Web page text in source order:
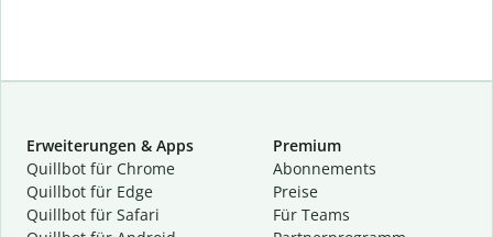
Erweiterungen & Apps
Quillbot für Chrome
Quillbot für Edge
Quillbot für Safari
Premium
Abon­ne­ments
Preise
Für Teams